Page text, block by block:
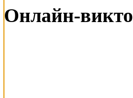
Онлайн-